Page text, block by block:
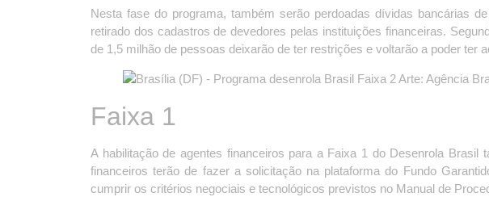
Nesta fase do programa, também serão perdoadas dívidas bancárias
retirado dos cadastros de devedores pelas instituições financeiras.
de 1,5 milhão de pessoas deixarão de ter restrições e voltarão a poder ter
Faixa 1
A habilitação de agentes financeiros para a Faixa 1 do Desenrola
financeiros terão de fazer a solicitação na plataforma do Fundo
cumprir os critérios negociais e tecnológicos previstos no Manual de